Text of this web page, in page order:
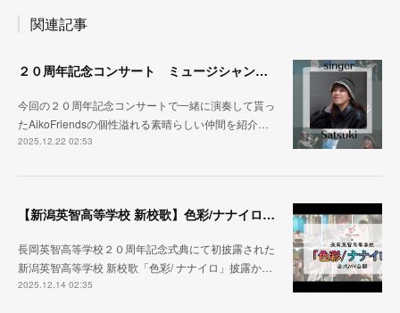
関連記事
２０周年記念コンサート ミュージシャン紹介その③
今回の２０周年記念コンサートで一緒に演奏して貰っ
たAikoFriendsの個性溢れる素晴らしい仲間を紹介…
2025.12.22 02:53
【新潟英智高等学校 新校歌】色彩/ナナイロ ２０周年記念式典から１ヶ月
長岡英智高等学校２０周年記念式典にて初披露された
新潟英智高等学校 新校歌「色彩/ ナナイロ」披露か…
2025.12.14 02:35